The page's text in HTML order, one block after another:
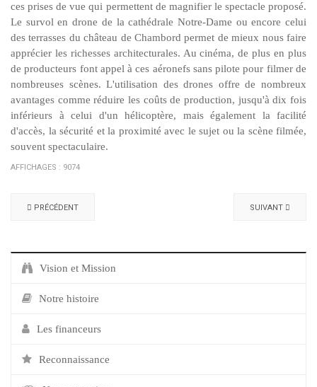
ces prises de vue qui permettent de magnifier le spectacle proposé.
Le survol en drone de la cathédrale Notre-Dame ou encore celui
des terrasses du château de Chambord permet de mieux nous faire
apprécier les richesses architecturales. Au cinéma, de plus en plus
de producteurs font appel à ces aéronefs sans pilote pour filmer de
nombreuses scènes. L'utilisation des drones offre de nombreux
avantages comme réduire les coûts de production, jusqu'à dix fois
inférieurs à celui d'un hélicoptère, mais également la facilité
d'accès, la sécurité et la proximité avec le sujet ou la scène filmée,
souvent spectaculaire.
AFFICHAGES : 9074
PRÉCÉDENT SUIVANT
Vision et Mission
Notre histoire
Les financeurs
Reconnaissance